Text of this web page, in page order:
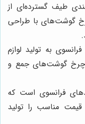
طیف گسترده‌ای از
گوشت‌های با طراحی
به تولید لوازم
چرخ گوشت‌های جمع و
فرانسوی است که
مناسب را تولید